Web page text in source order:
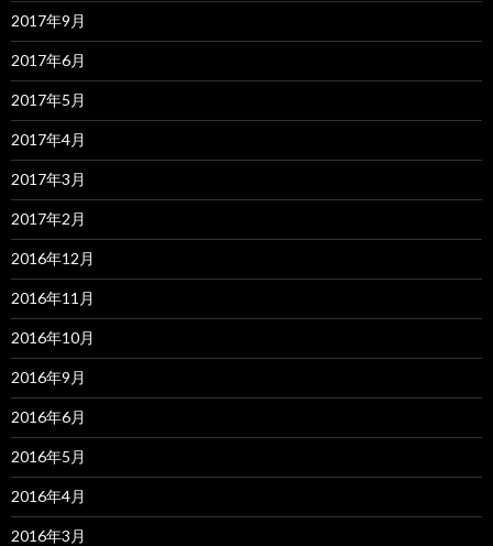
2017年9月
2017年6月
2017年5月
2017年4月
2017年3月
2017年2月
2016年12月
2016年11月
2016年10月
2016年9月
2016年6月
2016年5月
2016年4月
2016年3月